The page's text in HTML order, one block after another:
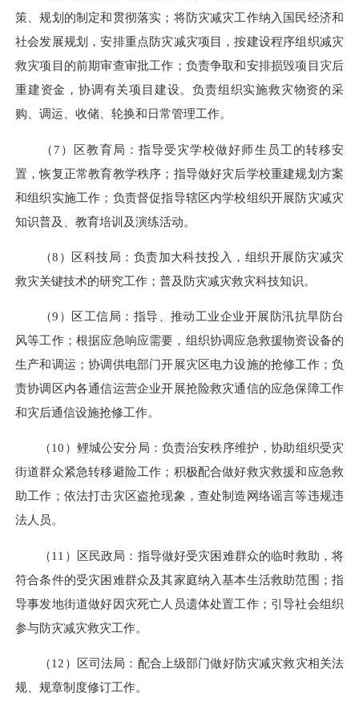
策、规划的制定和贯彻落实；将防灾减灾工作纳入国民经济和
社会发展规划，安排重点防灾减灾项目，按建设程序组织减灾
救灾项目的前期审查审批工作；负责争取和安排损毁项目灾后
重建资金，协调有关项目建设。负责组织实施救灾物资的采
购、调运、收储、轮换和日常管理工作。
（7）区教育局：指导受灾学校做好师生员工的转移安
置，恢复正常教育教学秩序；指导做好灾后学校重建规划方案
和组织实施工作；负责督促指导辖区内学校组织开展防灾减灾
知识普及、教育培训及演练活动。
（8）区科技局：负责加大科技投入，组织开展防灾减灾
救灾关键技术的研究工作；普及防灾减灾救灾科技知识。
（9）区工信局：指导、推动工业企业开展防汛抗旱防台
风等工作；根据应急响应需要，组织协调应急救援物资设备的
生产和调运；协调供电部门开展灾区电力设施的抢修工作；负
责协调区内各通信运营企业开展抢险救灾通信的应急保障工作
和灾后通信设施抢修工作。
（10）鲤城公安分局：负责治安秩序维护，协助组织受灾
街道群众紧急转移避险工作；积极配合做好救灾救援和应急救
助工作；依法打击灾区盗抢现象，查处制造网络谣言等违规违
法人员。
（11）区民政局：指导做好受灾困难群众的临时救助，将
符合条件的受灾困难群众及其家庭纳入基本生活救助范围；指
导事发地街道做好因灾死亡人员遗体处置工作；引导社会组织
参与防灾减灾救灾工作。
（12）区司法局：配合上级部门做好防灾减灾救灾相关法
规、规章制度修订工作。